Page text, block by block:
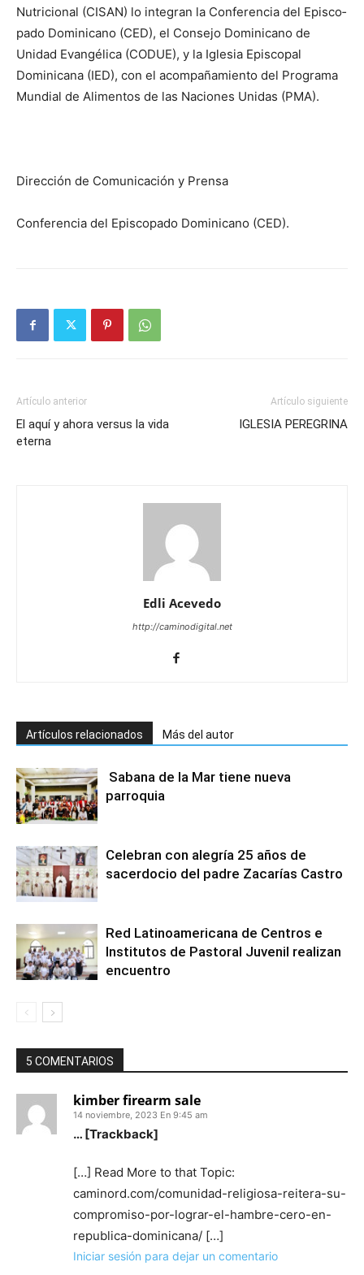
Nutricional (CISAN) lo integran la Conferencia del Episco­
pado Dominicano (CED), el Consejo Dominicano de
Unidad Evangélica (CODUE), y la Iglesia Episcopal
Dominicana (IED), con el acompaña­miento del Programa
Mundial de Alimentos de las Naciones Unidas (PMA).
Dirección de Comunicación y Prensa
Conferencia del Episcopado Dominicano (CED).
Artículo anterior
El aquí y ahora versus la vida
eterna
Artículo siguiente
IGLESIA PEREGRINA
Edli Acevedo
http://caminodigital.net
Artículos relacionados Más del autor
Sabana de la Mar tiene nueva
parroquia
Celebran con alegría 25 años de
sacerdocio del padre Zacarías Castro
Red Latinoamericana de Centros e
Institutos de Pastoral Juvenil realizan
encuentro
5 COMENTARIOS
kimber firearm sale
14 noviembre, 2023 En 9:45 am
… [Trackback]
[…] Read More to that Topic:
caminord.com/comunidad-religiosa-reitera-su-
compromiso-por-lograr-el-hambre-cero-en-
republica-dominicana/ […]
Iniciar sesión para dejar un comentario